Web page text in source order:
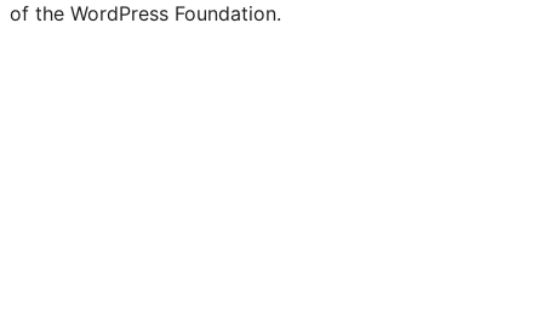
of the WordPress Foundation.